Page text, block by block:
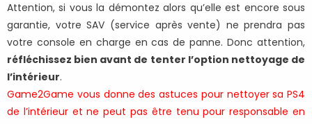
Attention, si vous la démontez alors qu’elle est encore sous
garantie, votre SAV (service après vente) ne prendra pas
votre console en charge en cas de panne. Donc attention,
réfléchissez bien avant de tenter l’option nettoyage de
l’intérieur.
Game2Game vous donne des astuces pour nettoyer sa PS4
de l’intérieur et ne peut pas être tenu pour responsable en